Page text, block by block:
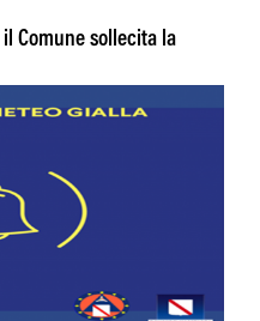
Comune sollecita la